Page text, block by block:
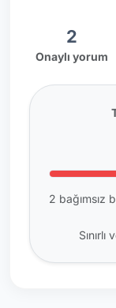
2
Onaylı yorum
2 bağımsız